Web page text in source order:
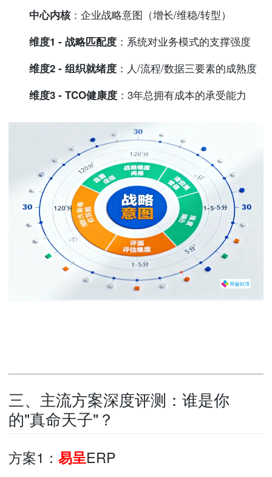
中心内核：企业战略意图（增长/维稳/转型）
维度1 - 战略匹配度：系统对业务模式的支撑强度
维度2 - 组织就绪度：人/流程/数据三要素的成熟度
维度3 - TCO健康度：3年总拥有成本的承受能力
三、主流方案深度评测：谁是你
的"真命天子"？
方案1： 易呈ERP